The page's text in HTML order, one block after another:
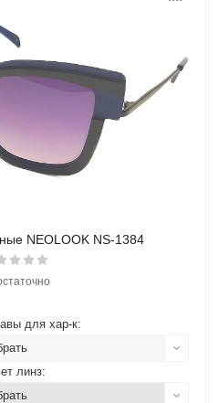
NEOLOOK NS-1384
для хар-к:
линз: